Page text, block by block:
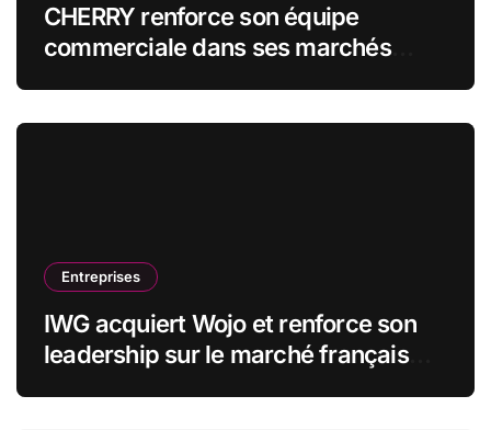
CHERRY renforce son équipe
commerciale dans ses marchés
Entreprises
IWG acquiert Wojo et renforce son
leadership sur le marché français